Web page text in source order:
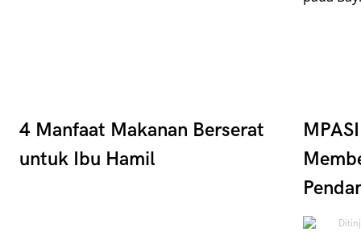
4 Manfaat Makanan Berserat
untuk Ibu Hamil